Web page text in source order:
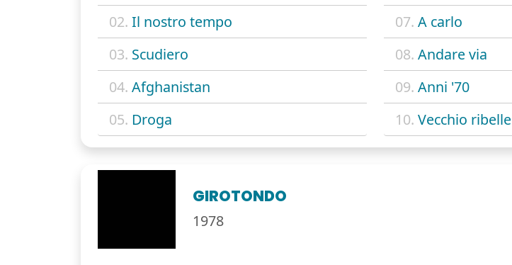
02. Il nostro tempo
03. Scudiero
04. Afghanistan
05. Droga
07. A carlo
08. Andare via
09. Anni '70
10. Vecchio ribelle
GIROTONDO
1978